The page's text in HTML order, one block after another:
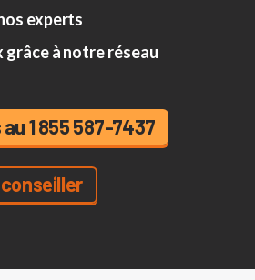
experts
grâce à notre réseau
1 855 587-7437